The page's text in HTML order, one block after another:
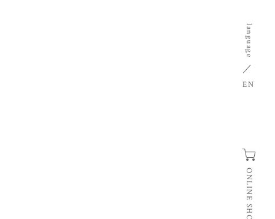
language
EN
ONLINE SHOP